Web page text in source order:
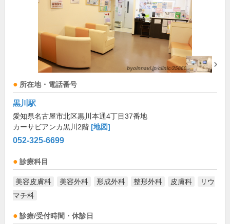
所在地・電話番号
黒川駅
愛知県名古屋市北区黒川本通4丁目37番地
カーサビアンカ黒川2階 [地図]
052-325-6699
診療科目
美容皮膚科 美容外科 形成外科 整形外科 皮膚科
リウ
マチ科
診療/受付時間・休診日